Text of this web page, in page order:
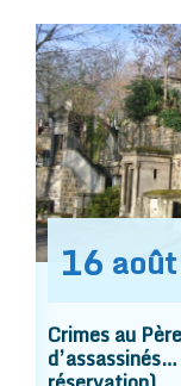
16 août
Crimes au